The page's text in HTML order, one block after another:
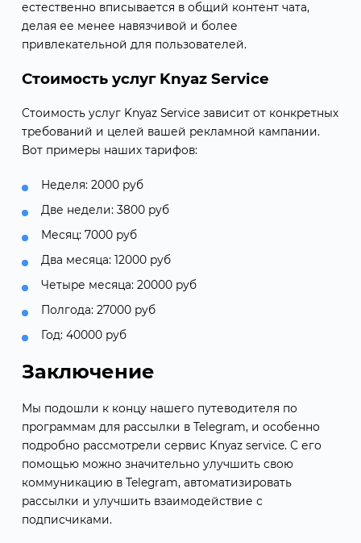
естественно вписывается в общий контент чата,
делая ее менее навязчивой и более
привлекательной для пользователей.
Стоимость услуг Knyaz Service
Стоимость услуг Knyaz Service зависит от конкретных
требований и целей вашей рекламной кампании.
Вот примеры наших тарифов:
Неделя: 2000 руб
Две недели: 3800 руб
Месяц: 7000 руб
Два месяца: 12000 руб
Четыре месяца: 20000 руб
Полгода: 27000 руб
Год: 40000 руб
Заключение
Мы подошли к концу нашего путеводителя по
программам для рассылки в Telegram, и особенно
подробно рассмотрели сервис Knyaz service. С его
помощью можно значительно улучшить свою
коммуникацию в Telegram, автоматизировать
рассылки и улучшить взаимодействие с
подписчиками.